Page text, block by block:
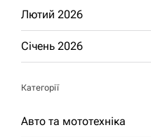
Лютий 2026
Січень 2026
Категорії
Авто та мототехніка